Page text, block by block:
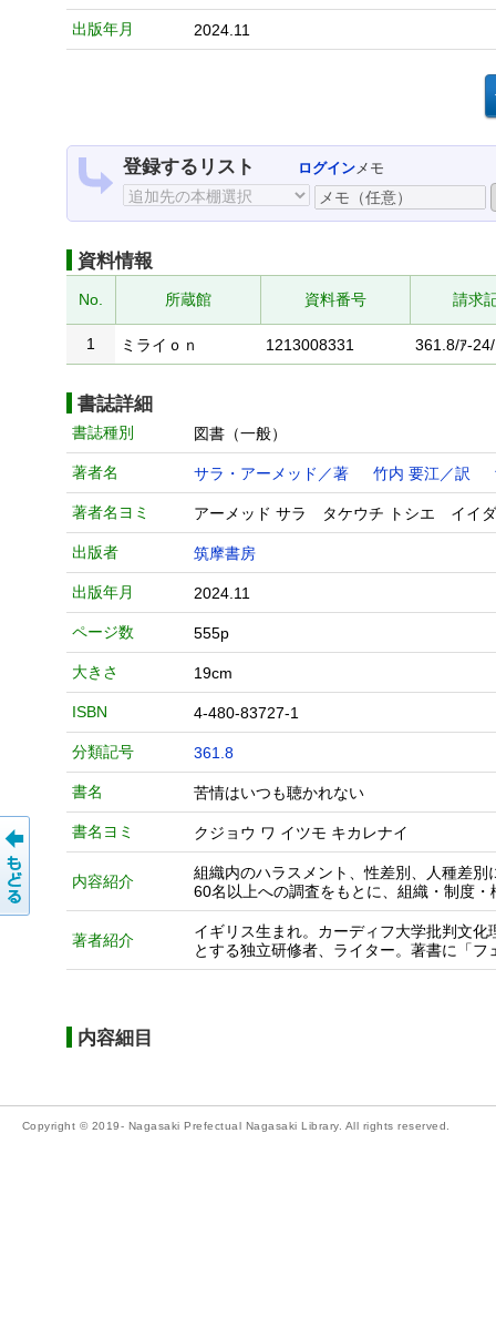
出版年月 2024.11
登録するリスト ログインメモ
資料情報
No. 所蔵館 資料番号 請求
1 ミライｏｎ 1213008331 361.8/ｱ-24/
書誌詳細
書誌種別 図書（一般）
著者名 サラ・アーメッド／著 竹内 要江／訳
著者名ヨミ アーメッド サラ タケウチ トシエ イイ
出版者 筑摩書房
出版年月 2024.11
ページ数 555p
大きさ 19cm
ISBN 4-480-83727-1
分類記号 361.8
書名 苦情はいつも聴かれない
書名ヨミ クジョウ ワ イツモ キカレナイ
内容紹介
組織内のハラスメント、性差別、人種差
60名以上への調査をもとに、組織・制度
著者紹介
イギリス生まれ。カーディフ大学批判文
とする独立研修者、ライター。著書に「
内容細目
Copyright © 2019- Nagasaki Prefectual Nagasaki Library. All rights reserved.